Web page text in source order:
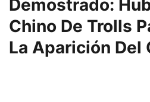
Demostrado:
Chino De Trolls
La Aparición Del